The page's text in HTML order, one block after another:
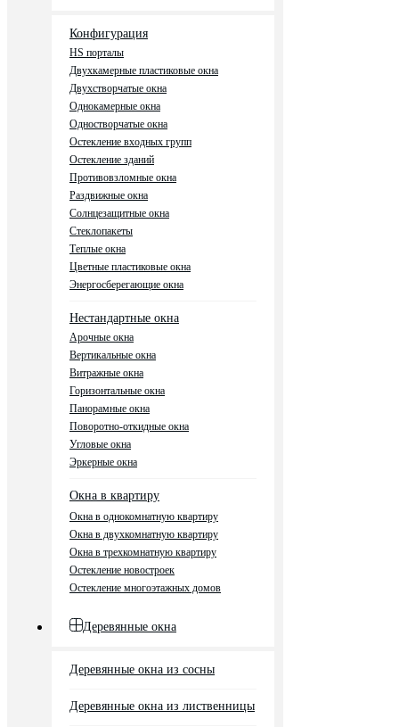
Конфигурация
HS порталы
Двухкамерные пластиковые окна
Двухстворчатые окна
Однокамерные окна
Одностворчатые окна
Остекление входных групп
Остекление зданий
Противовзломные окна
Раздвижные окна
Солнцезащитные окна
Стеклопакеты
Теплые окна
Цветные пластиковые окна
Энергосберегающие окна
Нестандартные окна
Арочные окна
Вертикальные окна
Витражные окна
Горизонтальные окна
Панорамные окна
Поворотно-откидные окна
Угловые окна
Эркерные окна
Окна в квартиру
Окна в однокомнатную квартиру
Окна в двухкомнатную квартиру
Окна в трехкомнатную квартиру
Остекление новостроек
Остекление многоэтажных домов
Деревянные окна
Деревянные окна из сосны
Деревянные окна из лиственницы